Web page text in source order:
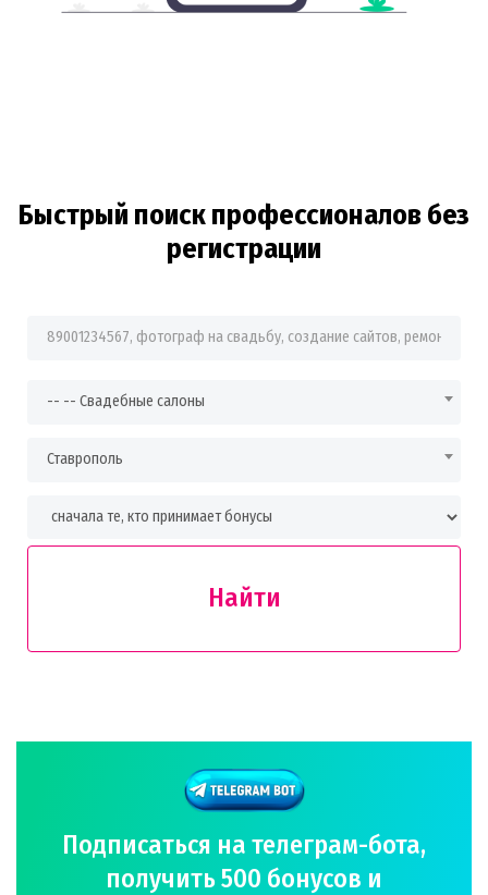
Быстрый поиск профессионалов без
регистрации
Фраза для поиска
-- -- Свадебные салоны
Ставрополь
Найти
Подписаться на телеграм-бота,
получить 500 бонусов и